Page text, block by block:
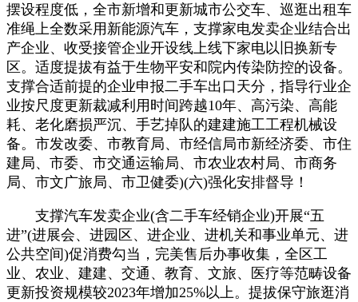
摆设程度低，全市新增和更新城市公交车、巡逛出租车
准绳上全数采用新能源汽车，支撑家电发卖企业结合出
产企业、收受接管企业开设线上线下家电以旧换新专
区。适度提拔有益于生物平安和院内传染防控的设备。
支撑合适前提的企业申报二手车出口天分，指导行业企
业按尺度更新裁减利用时间跨越10年、高污染、高能
耗、老化磨损严沉、手艺掉队的建建施工工程机械设
备。市发改委、市教育局、市经信局市新经济委、市住
建局、市委、市交通运输局、市农业农村局、市商务
局、市文广旅局、市卫健委)(六)强化安排督导！
支撑汽车发卖企业(含二手车经销企业)开展“五
进”(进展会、进园区、进企业、进机关和事业单元、进
公共空间)促消费勾当，完美售后办事收集，全区工
业、农业、建建、交通、教育、文旅、医疗等范畴设备
更新投资规模较2023年增加25%以上。提拔保守旅逛消